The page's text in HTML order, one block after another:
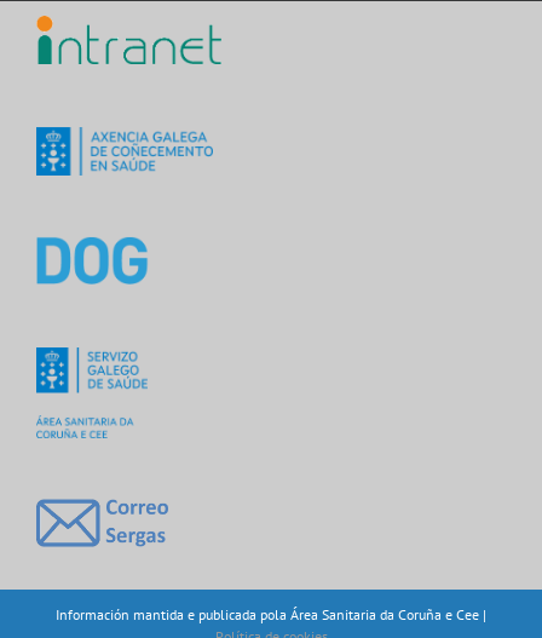
Información mantida e publicada pola Área Sanitaria da Coruña e Cee |